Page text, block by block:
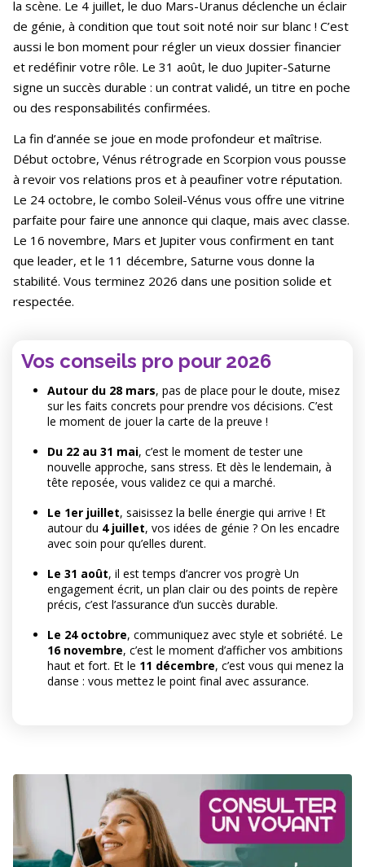
la scène. Le 4 juillet, le duo Mars-Uranus déclenche un éclair
de génie, à condition que tout soit noté noir sur blanc ! C’est
aussi le bon moment pour régler un vieux dossier financier
et redéfinir votre rôle. Le 31 août, le duo Jupiter-Saturne
signe un succès durable : un contrat validé, un titre en poche
ou des responsabilités confirmées.
La fin d’année se joue en mode profondeur et maîtrise.
Début octobre, Vénus rétrograde en Scorpion vous pousse
à revoir vos relations pros et à peaufiner votre réputation.
Le 24 octobre, le combo Soleil-Vénus vous offre une vitrine
parfaite pour faire une annonce qui claque, mais avec classe.
Le 16 novembre, Mars et Jupiter vous confirment en tant
que leader, et le 11 décembre, Saturne vous donne la
stabilité. Vous terminez 2026 dans une position solide et
respectée.
Vos conseils pro pour 2026
Autour du 28 mars, pas de place pour le doute, misez
sur les faits concrets pour prendre vos décisions. C’est
le moment de jouer la carte de la preuve !
Du 22 au 31 mai, c’est le moment de tester une
nouvelle approche, sans stress. Et dès le lendemain, à
tête reposée, vous validez ce qui a marché.
Le 1er juillet, saisissez la belle énergie qui arrive ! Et
autour du 4 juillet, vos idées de génie ? On les encadre
avec soin pour qu’elles durent.
Le 31 août, il est temps d’ancrer vos progrè Un
engagement écrit, un plan clair ou des points de repère
précis, c’est l’assurance d’un succès durable.
Le 24 octobre, communiquez avec style et sobriété. Le
16 novembre, c’est le moment d’afficher vos ambitions
haut et fort. Et le 11 décembre, c’est vous qui menez la
danse : vous mettez le point final avec assurance.